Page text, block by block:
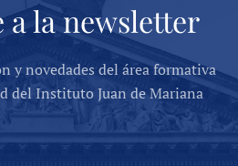
a la newsletter
y novedades del área formativa
del Instituto Juan de Mariana